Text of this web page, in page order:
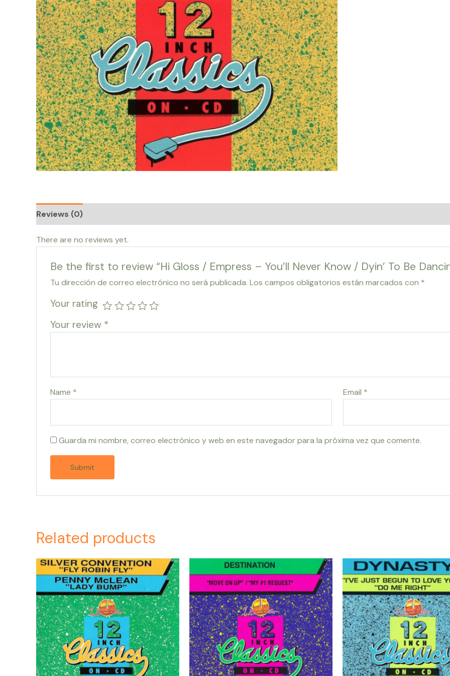
Reviews (0)
There are no reviews yet.
Be the first to review “Hi Gloss / Empress – You’ll Never Know / Dyin’ To Be
Tu dirección de correo electrónico no será publicada. Los campos obligatorios están marcados con *
Your rating
Your review *
Name * Email *
Guarda mi nombre, correo electrónico y web en este navegador para la próxima vez que comente.
Related products